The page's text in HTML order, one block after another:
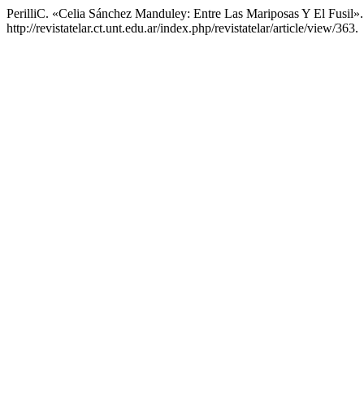
PerilliC. «Celia Sánchez Manduley: Entre Las Mariposas Y El
http://revistatelar.ct.unt.edu.ar/index.php/revistatelar/article/view/363.